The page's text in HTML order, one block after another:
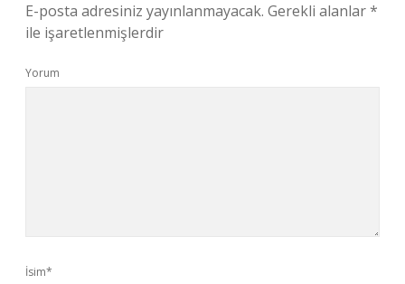
E-posta adresiniz yayınlanmayacak. Gerekli alanlar*
ile işaretlenmişlerdir
Yorum
İsim*